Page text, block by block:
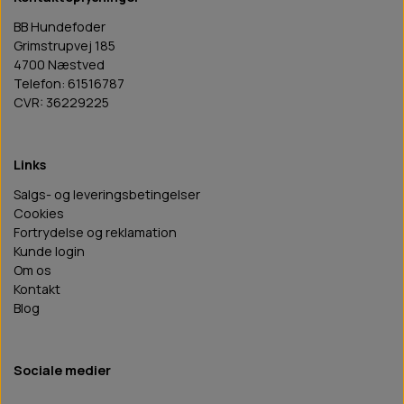
BB Hundefoder
Grimstrupvej 185
4700 Næstved
Telefon: 61516787
CVR: 36229225
Links
Salgs- og leveringsbetingelser
Cookies
Fortrydelse og reklamation
Kunde login
Om os
Kontakt
Blog
Sociale medier